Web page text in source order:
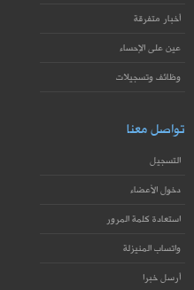
أخبار متفرقة
عين على الإحساء
وظائف وتسجيلات
تواصل معنا
التسجيل
دخول الأعضاء
استعادة كلمة المرور
واتساب المنيزلة
أرسل خبرا